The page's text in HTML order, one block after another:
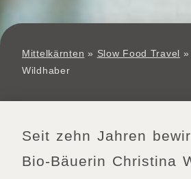
Mittelkärnten » Slow Food Travel
Wildhaber
Seit zehn Jahren
Bio-Bäuerin Christina